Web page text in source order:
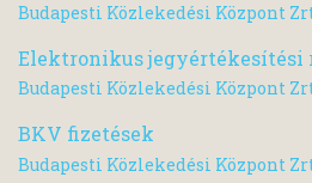
Budapesti Közlekedési Központ
Elektronikus jegyértékesítési
Budapesti Közlekedési Központ
BKV fizetések
Budapesti Közlekedési Központ